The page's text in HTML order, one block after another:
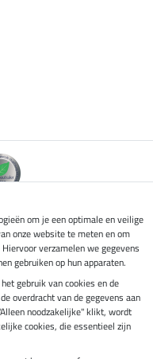
om je een optimale en veilige
onze website te meten en om
verzamelen we gegevens
gebruiken op hun apparaten.
gebruik van cookies en de
overdracht van de gegevens aan
noodzakelijke" klikt, wordt
cookies, die essentieel zijn